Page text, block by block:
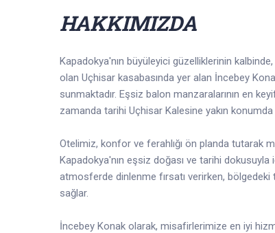
HAKKIMIZDA
Kapadokya'nın büyüleyici güzelliklerinin
olan Uçhisar kasabasında yer alan İncebey
sunmaktadır. Eşsiz balon manzaralarının en
zamanda tarihi Uçhisar Kalesine yakın konumda
Otelimiz, konfor ve ferahlığı ön planda tutarak
Kapadokya'nın eşsiz doğası ve tarihi
atmosferde dinlenme fırsatı verirken, bölgedeki
sağlar.
İncebey Konak olarak, misafirlerimize en iyi